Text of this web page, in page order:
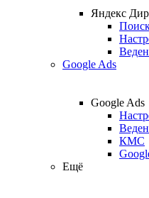
Яндекс
Google Ads
Google Ads
КМС
Ещё